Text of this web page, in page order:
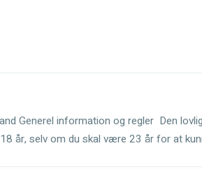
Generel information og regler Den
år, selv om du skal være 23 år for at